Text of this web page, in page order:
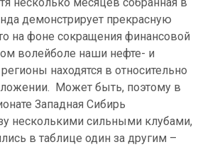
демонстрирует прекрасную
на фоне сокращения финансовой
волейболе наши нефте- и
находятся в относительно
Может быть, поэтому в
Западная Сибирь
несколькими сильными клубами,
в таблице один за другим –